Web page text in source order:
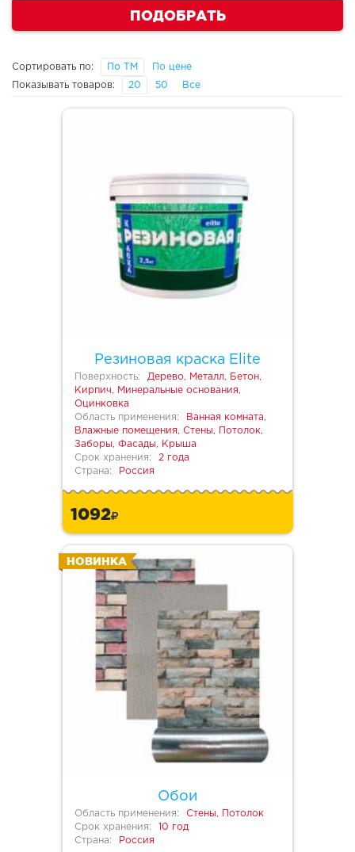
ПОДОБРАТЬ
Сортировать по: По ТМ По цене
Показывать товаров: 20 50 Все
Резиновая краска Elite
Поверхность:
Дерево, Металл, Бетон,
Кирпич, Минеральные основания,
Оцинковка
Область применения:
Ванная комната,
Влажные помещения, Стены, Потолок,
Заборы, Фасады, Крыша
Срок хранения:
2 года
Страна:
Россия
1092
Обои
НОВИНКА
Область применения:
Стены, Потолок
Срок хранения:
10 год
Страна:
Россия